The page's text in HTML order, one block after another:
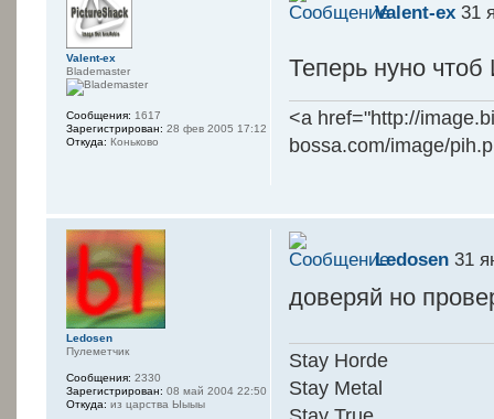
Valent-ex 31
Теперь нуно
<a href="http://
bossa.com/image/
Valent-ex
Blademaster
Сообщения: 1617
Зарегистрирован: 28 фев 2005 17:12
Откуда: Коньково
Ledosen 31
доверяй но
Stay Horde
Stay Metal
Ledosen
Пулеметчик
Сообщения: 2330
Зарегистрирован: 08 май 2004 22:50
Откуда: из царства Ыыыы